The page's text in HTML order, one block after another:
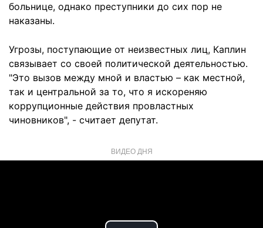
больнице, однако преступники до сих пор не
наказаны.
Угрозы, поступающие от неизвестных лиц, Каплин
связывает со своей политической деятельностью.
"Это вызов между мной и властью – как местной,
так и центральной за то, что я искореняю
коррупционные действия провластных
чиновников", - считает депутат.
ВИДЕО ДНЯ